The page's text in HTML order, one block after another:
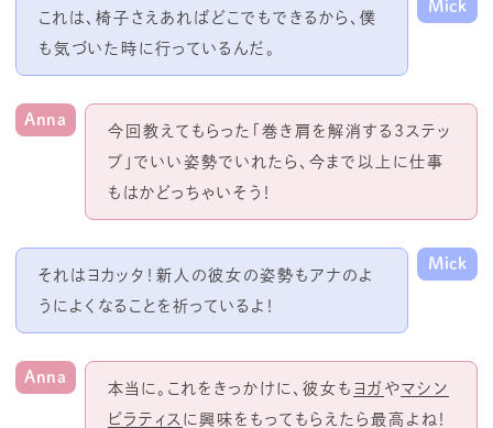
これは、椅子さえあればどこでもできるから、僕
も気づいた時に行っているんだ。
Mick
Anna
今回教えてもらった「巻き肩を解消する 3 ステッ
プ」でいい姿勢でいれたら、今まで以上に仕事
もはかどっちゃいそう！
それはヨカッタ！新人の彼女の姿勢もアナのよ
うによくなることを祈っているよ！
Mick
Anna
本当に。これをきっかけに、彼女も ヨガ やマシン
ピラティス に興味をもってもらえたら最高よね！